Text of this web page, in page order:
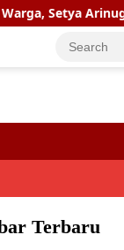
Setya Arinugraha
Terbaru